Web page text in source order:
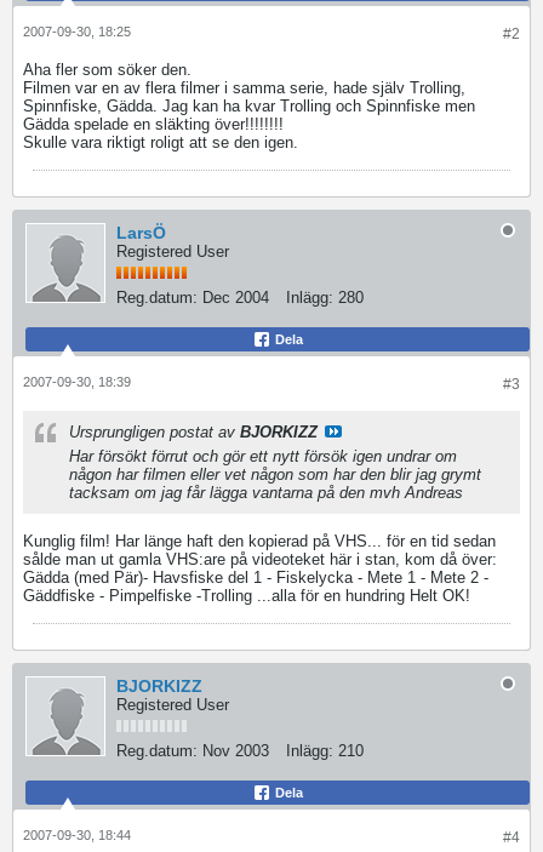
#2
2007-09-30, 18:25
Aha fler som söker den.
Filmen var en av flera filmer i samma serie, hade själv Trolling,
Spinnfiske, Gädda. Jag kan ha kvar Trolling och Spinnfiske men
Gädda spelade en släkting över!!!!!!!!
Skulle vara riktigt roligt att se den igen.
LarsÖ
Registered User
Reg.datum: Dec 2004 Inlägg: 280
Dela
#3
2007-09-30, 18:39
Ursprungligen postat av BJORKIZZ
Har försökt förrut och gör ett nytt försök igen undrar om
någon har filmen eller vet någon som har den blir jag grymt
tacksam om jag får lägga vantarna på den mvh Andreas
Kunglig film! Har länge haft den kopierad på VHS... för en tid sedan
sålde man ut gamla VHS:are på videoteket här i stan, kom då över:
Gädda (med Pär)- Havsfiske del 1 - Fiskelycka - Mete 1 - Mete 2 -
Gäddfiske - Pimpelfiske -Trolling ...alla för en hundring Helt OK!
BJORKIZZ
Registered User
Reg.datum: Nov 2003 Inlägg: 210
Dela
#4
2007-09-30, 18:44